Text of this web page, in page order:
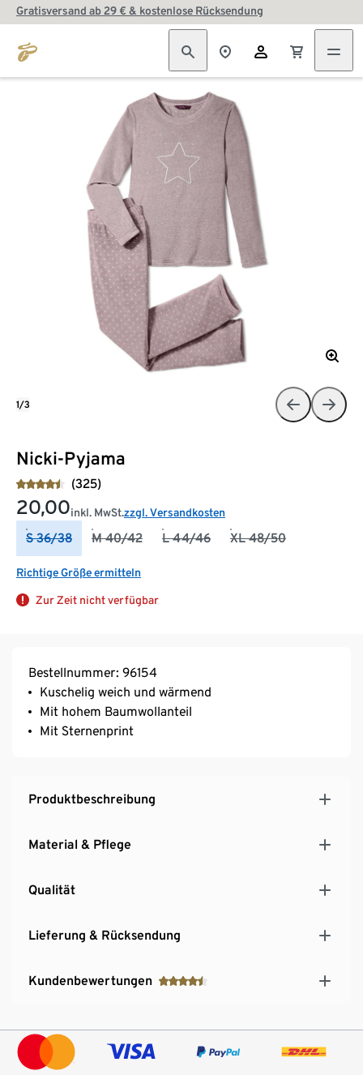
Gratisversand ab 29 € & kostenlose Rücksendung
Nicki-Pyjama
(325)
20,00inkl. MwSt.zzgl. Versandkosten
S 36/38 M 40/42 L 44/46 XL 48/50
Richtige Größe ermitteln
Zur Zeit nicht verfügbar
1/3
Bestellnummer: 96154
Kuschelig weich und wärmend
Mit hohem Baumwollanteil
Mit Sternenprint
Produktbeschreibung
Material & Pflege
Qualität
Lieferung & Rücksendung
Kundenbewertungen